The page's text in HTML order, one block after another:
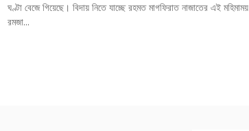
ঘণ্টা বেজে গিয়েছে। বিদায় নিতে যাচ্ছে রহমত মাগফিরাত নাজাতের এই মহিমাময়
রমজা...